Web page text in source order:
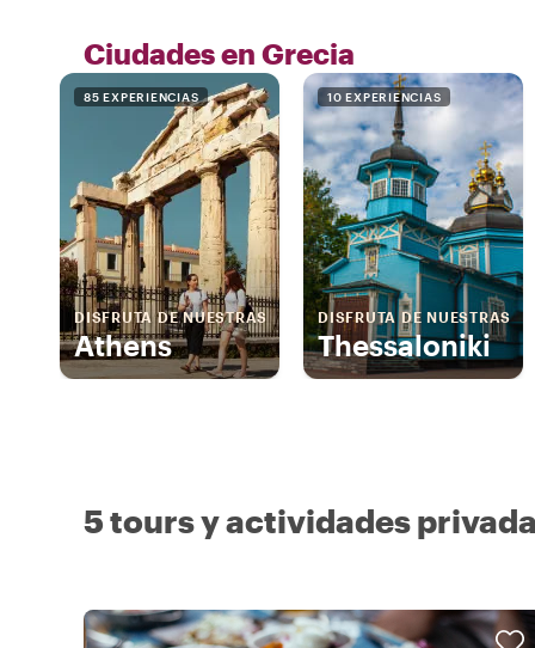
Ciudades en Grecia
85 EXPERIENCIAS
DISFRUTA DE NUESTRAS
Athens
10 EXPERIENCIAS
DISFRUTA DE NUESTRAS
Thessaloniki
5 tours y actividades